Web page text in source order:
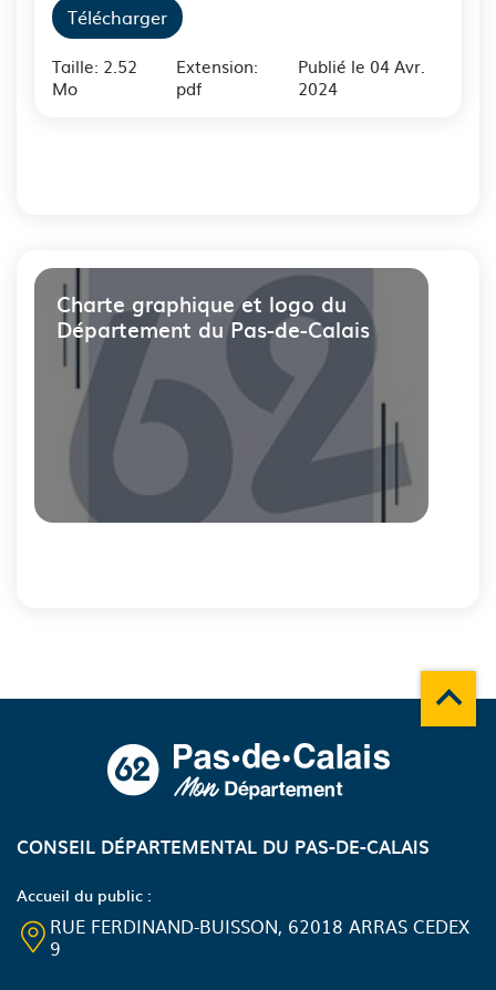
Télécharger
Taille: 2.52
Mo
Extension:
pdf
Publié le 04 Avr.
2024
Charte graphique et logo du
Département du Pas-de-Calais
CONSEIL DÉPARTEMENTAL DU PAS-DE-CALAIS
Accueil du public :
RUE FERDINAND-BUISSON, 62018 ARRAS CEDEX
9